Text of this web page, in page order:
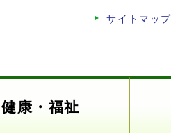
サイトマップ
健康・福祉